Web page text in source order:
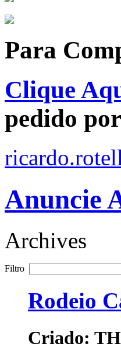
Para
Clique
pedido
Anuncie
Archives
Filtro
Rodeio
Criado: